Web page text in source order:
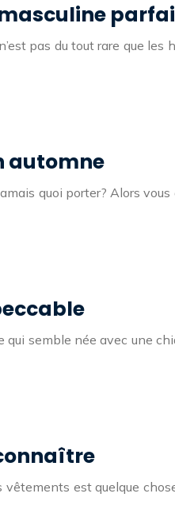
pas du tout rare que
automne
quoi porter? Alors
semble née avec une
est quelque